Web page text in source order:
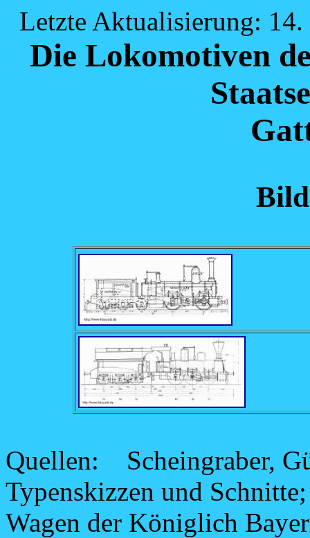
Letzte Aktualisierung:
Die Lokomotiven
Quellen: Scheingraber,
Typenskizzen und
Wagen der Königlich